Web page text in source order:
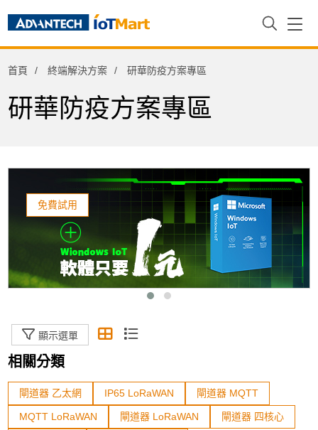
首頁 終端解決方案 研華防疫方案專區
研華防疫方案專區
免費試用
顯示選單
MIT專區
智慧零售解決方案
邊緣產業應用解決方案
數位看板解決方案
智慧工廠管理方案
研華防疫方案專區
規格篩選
Status
In Stock
相關分類
閘道器 乙太網 IP65 LoRaWAN 閘道器 MQTT
MQTT LoRaWAN 閘道器 LoRaWAN 閘道器 四核心